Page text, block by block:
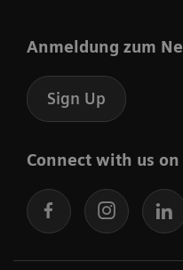
Anmeldung zum
Sign Up
Connect with us